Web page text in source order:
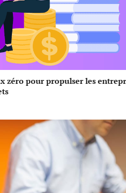
zéro pour propulser les